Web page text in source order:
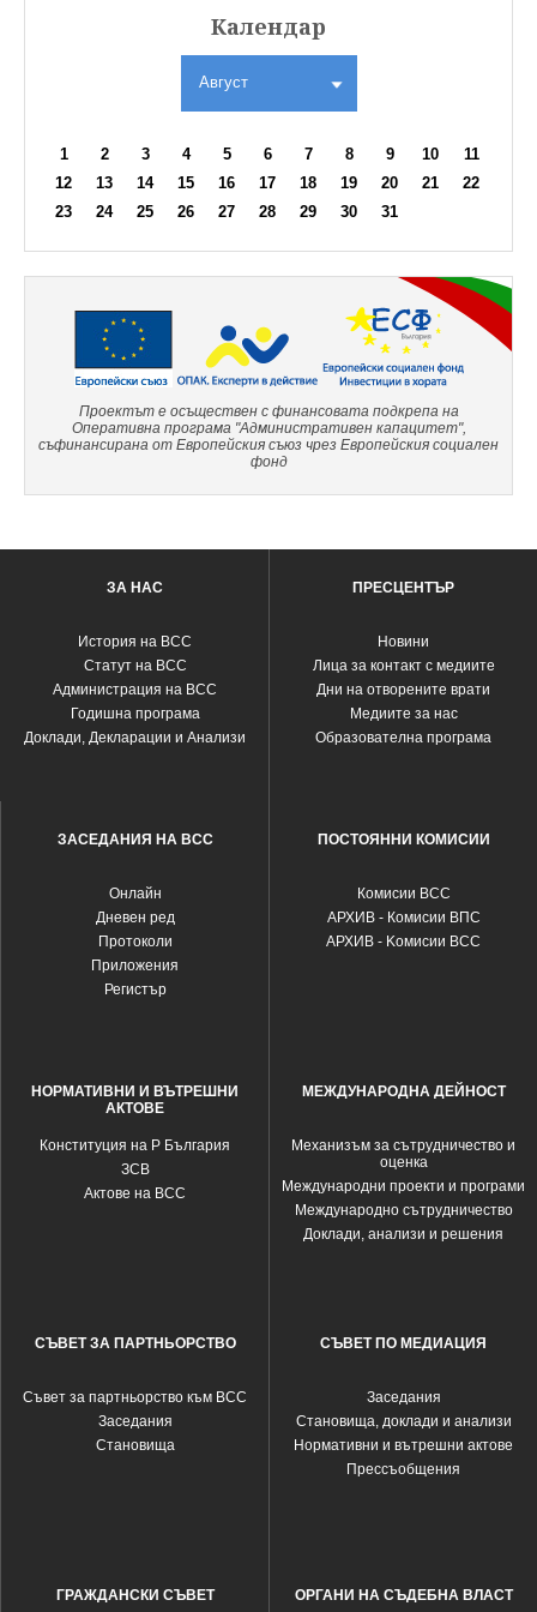
Календар
Август
1 2 3 4 5 6 7 8 9 10
11
12
13 14 15 16 17 18 19 20 21
22
23
24 25 26 27 28 29 30 31
Проектът е осъществен с финансовата подкрепа на
Оперативна програма "Административен капацитет",
съфинансирана от Европейския съюз чрез Европейския социален
фонд
ЗА НАС
История на ВСС
Статут на ВСС
Администрация на ВСС
Годишна програма
Доклади, Декларации и Анализи
ПРЕСЦЕНТЪР
Новини
Лица за контакт с медиите
Дни на отворените врати
Медиите за нас
Образователна програма
ЗАСЕДАНИЯ НА ВСС
Oнлайн
Дневен ред
Протоколи
Приложения
Регистър
ПОСТОЯННИ КОМИСИИ
Комисии ВСС
АРХИВ - Комисии ВПС
АРХИВ - Kомисии ВСС
НОРМАТИВНИ И ВЪТРЕШНИ
АКТОВЕ
Конституция на Р България
ЗСВ
Актове на ВСС
МЕЖДУНАРОДНА ДЕЙНОСТ
Механизъм за сътрудничество и
оценка
Международни проекти и програми
Международно сътрудничество
Доклади, анализи и решения
СЪВЕТ ЗА ПАРТНЬОРСТВО
Съвет за партньорство към ВСС
Заседания
Становища
СЪВЕТ ПО МЕДИАЦИЯ
Заседания
Становища, доклади и анализи
Нормативни и вътрешни актове
Прессъобщения
ГРАЖДАНСКИ СЪВЕТ ОРГАНИ НА СЪДЕБНА ВЛАСТ